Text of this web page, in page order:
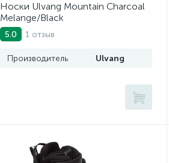
Носки Ulvang Mountain Charcoal
Melange/Black
5.0 1 отзыв
Производитель Ulvang